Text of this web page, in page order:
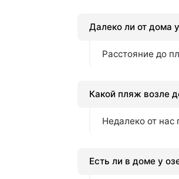
Далеко ли от дома
Расстояние до
Какой пляж возле
Недалеко от
Есть ли в доме у